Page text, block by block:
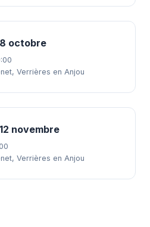
octobre
Verrières en Anjou
novembre
Verrières en Anjou